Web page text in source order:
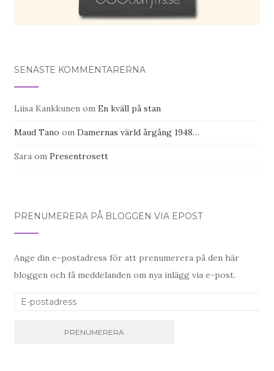
SENASTE KOMMENTARERNA
Liisa Kankkunen om En kväll på stan
Maud Tano om Damernas värld årgång 1948…
Sara om Presentrosett
PRENUMERERA PÅ BLOGGEN VIA EPOST
Ange din e-postadress för att prenumerera på den här
bloggen och få meddelanden om nya inlägg via e-post.
E-postadress